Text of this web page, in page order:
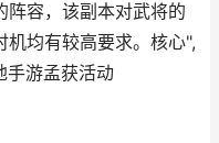
阵容，该副本对武将的
机均有较高要求。核心",
手游孟获活动